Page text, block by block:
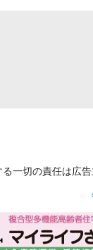
一切の責任は広